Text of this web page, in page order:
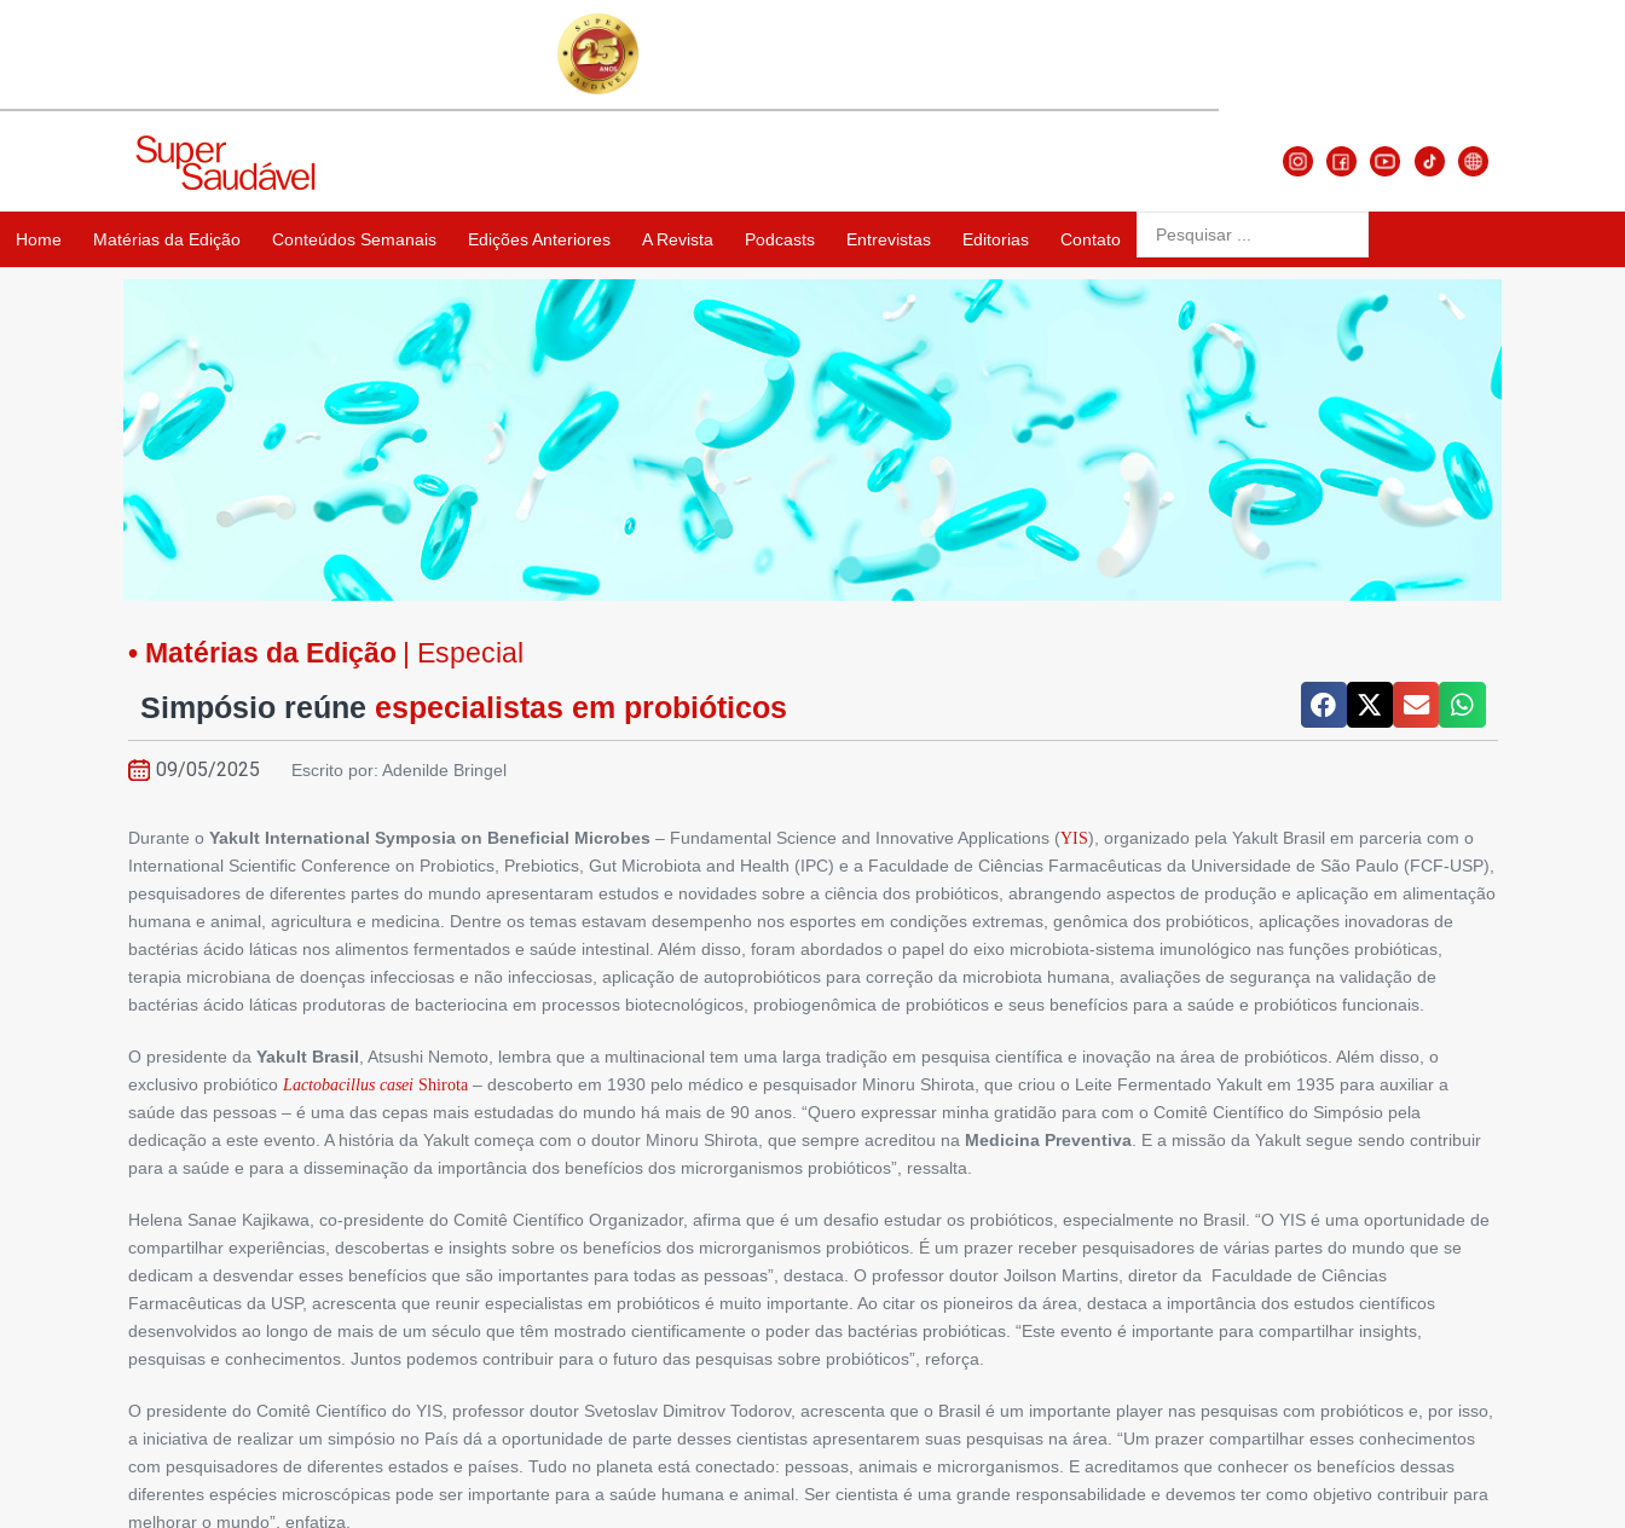
Home Matérias da Edição Conteúdos Semanais Edições Anteriores A Revista Podcasts Entrevistas Editorias Contato
• Matérias da Edição | Especial
Simpósio reúne especialistas em probióticos
09/05/2025 Escrito por: Adenilde Bringel
D­urante o Yakult ­International Symposia on Beneficial ­Microbes – Fundamental Science and ­Innovative Applications (YIS), organizado pela Yakult Brasil em parceria com o
International ­Scientific Conference on Probiotics, Prebiotics, Gut Microbiota and Health (IPC) e a Faculdade de Ciências Farmacêuticas da Universidade de São Paulo (FCF-USP),
pesquisadores de diferentes partes do mundo apresentaram estudos e novidades sobre a ciência dos probióticos, abrangendo aspectos de produção e aplicação em alimentação
humana e animal, agricultura e medicina. Dentre os temas estavam desempenho nos esportes em condições extremas, genômica dos probióticos, aplicações inovadoras de
bactérias ácido láticas nos alimentos fermentados e saúde intestinal. Além disso, foram abordados o papel do eixo microbiota-sistema imunológico nas funções probióticas,
terapia microbiana de doenças infecciosas e não infecciosas, aplicação de autoprobióticos para correção da microbiota humana, avaliações de segurança na validação de
bactérias ácido láticas produtoras de bacteriocina em processos biotecnológicos, probiogenômica de probióticos e seus benefícios para a saúde e probióticos funcionais.
O presidente da Yakult Brasil, ­Atsushi Nemoto, lembra que a multinacional tem uma larga tradição em pesquisa científica e inovação na área de probióticos. Além disso, o
exclusivo probiótico Lactobacillus caseiShirota– descoberto em 1930 pelo médico e pesquisador Minoru Shirota, que criou o Leite Fermentado Yakult em 1935 para auxiliar a
saúde das pessoas – é uma das cepas mais estudadas do mundo há mais de 90 anos. “Quero expressar minha ­gratidão para com o ­Comitê Científico do Simpósio pela
dedicação a este evento. A história da Yakult começa com o doutor Minoru Shirota, que sempre acreditou na Medicina Preventiva. E a missão da Yakult segue sendo contribuir
para a saúde e para a disseminação da importância dos benefícios dos microrganismos probióticos”, ressalta.
Helena Sanae Kajikawa, co-presidente do Comitê Científico Organizador, afirma que é um desafio estudar os probióticos, especialmente no Brasil. “O YIS é uma oportunidade de
compartilhar experiências, descobertas e insights sobre os benefícios dos microrganismos probióticos. É um prazer receber pesquisadores de várias partes do mundo que se
dedicam a desvendar esses benefícios que são importantes para todas as pessoas”, destaca. O professor doutor Joilson Martins, diretor da Faculdade de Ciências
Farmacêuticas da USP, acrescenta que reunir especialistas em probióticos é muito importante. Ao citar os pioneiros da área, destaca a importância dos estudos científicos
desenvolvidos ao longo de mais de um século que têm mostrado cientificamente o poder das bactérias probióticas. “Este evento é importante para compartilhar insights,
pesquisas e conhecimentos. Juntos podemos contribuir para o futuro das pesquisas sobre probióticos”, reforça.
O presidente do Comitê Científico do YIS, professor doutor Svetoslav Dimitrov Todorov, acrescenta que o Brasil é um importante player nas pesquisas com probióticos e, por isso,
a iniciativa de realizar um simpósio no País dá a oportunidade de parte desses cientistas apresentarem suas pesquisas na área. “Um prazer compartilhar esses conhecimentos
com pesquisadores de diferentes estados e países. Tudo no planeta está conectado: pessoas, animais e microrganismos. E acreditamos que conhecer os benefícios dessas
diferentes espécies microscópicas pode ser importante para a saúde humana e animal. Ser cientista é uma grande responsabilidade e devemos ter como objetivo contribuir para
melhorar o mundo”, enfatiza.